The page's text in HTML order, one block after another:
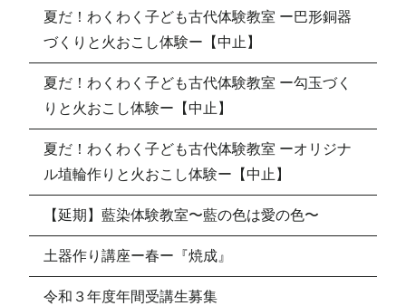
夏だ！わくわく子ども古代体験教室 ー巴形銅器
づくりと火おこし体験ー【中止】
夏だ！わくわく子ども古代体験教室 ー勾玉づく
りと火おこし体験ー【中止】
夏だ！わくわく子ども古代体験教室 ーオリジナ
ル埴輪作りと火おこし体験ー【中止】
【延期】藍染体験教室〜藍の色は愛の色〜
土器作り講座ー春ー『焼成』
令和３年度年間受講生募集